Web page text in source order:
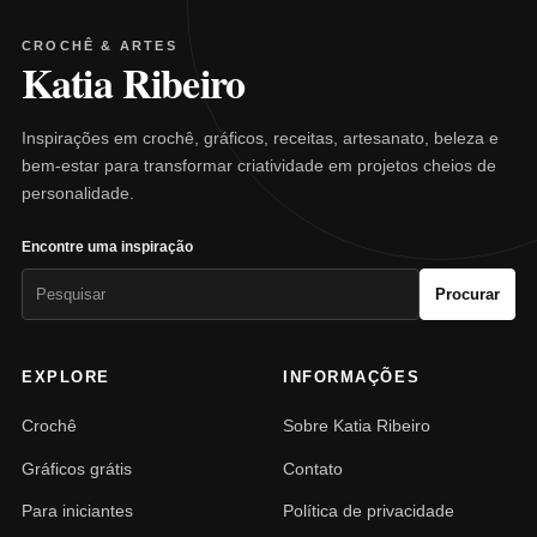
CROCHÊ & ARTES
Katia Ribeiro
Inspirações em crochê, gráficos, receitas, artesanato, beleza e
bem-estar para transformar criatividade em projetos cheios de
personalidade.
Encontre uma inspiração
Procurar
EXPLORE
Crochê
Gráficos grátis
Para iniciantes
INFORMAÇÕES
Sobre Katia Ribeiro
Contato
Política de privacidade